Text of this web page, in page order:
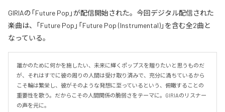
GIRIAの「Future Pop」が配信開始された。今回デジタル配信された
楽曲は、「Future Pop」「Future Pop (Instrumental)」を含む全2曲と
なっている。
誰かのために何かを施したい、未来に輝くポップスを贈りたいと思うものだ
が、それはすでに彼の周りの人間は受け取り済みで、充分に満ちているから
こそ輪は繁栄し、彼がそのような発想に至っているという、俯瞰することの
重要性を歌う。だからこその人間関係の脆弱さをテーマに。GIRIAのリスナー
の声を元に。